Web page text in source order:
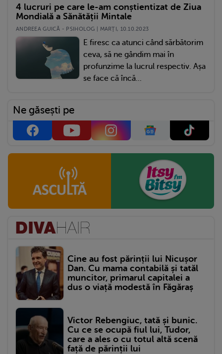
4 lucruri pe care le-am conștientizat de Ziua
Mondială a Sănătății Mintale
ANDREEA GUICĂ - PSIHOLOG | MARŢI, 10.10.2023
E firesc ca atunci când sărbătorim
ceva, să ne gândim mai în
profunzime la lucrul respectiv. Așa
se face că încă...
Ne găsești pe
Cine au fost părinții lui Nicușor
Dan. Cu mama contabilă și tatăl
muncitor, primarul capitalei a
dus o viață modestă în Făgăraș
Victor Rebengiuc, tată și bunic.
Cu ce se ocupă fiul lui, Tudor,
care a ales o cu totul altă scenă
față de părinții lui